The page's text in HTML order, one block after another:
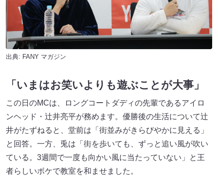
出典: FANY マガジン
「いまはお笑いよりも遊ぶことが大事」
この日のMCは、ロングコートダディの先輩であるアイロ
ンヘッド・辻井亮平が務めます。優勝後の生活について辻
井がたずねると、堂前は「街並みがきらびやかに見える」
と回答。一方、兎は「街を歩いても、ずっと追い風が吹い
ている。3週間で一度も向かい風に当たっていない」と王
者らしいボケで教室を和ませました。